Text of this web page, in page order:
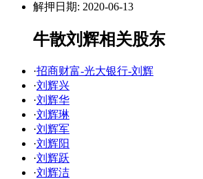
解押日期: 2020-06-13
牛散刘辉相关股东
·招商财富-光大银行-刘辉
·刘辉兴
·刘辉华
·刘辉琳
·刘辉军
·刘辉阳
·刘辉跃
·刘辉洁